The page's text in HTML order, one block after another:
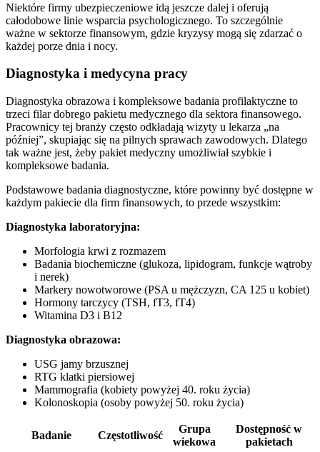
Niektóre firmy ubezpieczeniowe idą jeszcze dalej i oferują
całodobowe linie wsparcia psychologicznego. To szczególnie
ważne w sektorze finansowym, gdzie kryzysy mogą się zdarzać o
każdej porze dnia i nocy.
Diagnostyka i medycyna pracy
Diagnostyka obrazowa i kompleksowe badania profilaktyczne to
trzeci filar dobrego pakietu medycznego dla sektora finansowego.
Pracownicy tej branży często odkładają wizyty u lekarza „na
później”, skupiając się na pilnych sprawach zawodowych. Dlatego
tak ważne jest, żeby pakiet medyczny umożliwiał szybkie i
kompleksowe badania.
Podstawowe badania diagnostyczne, które powinny być dostępne w
każdym pakiecie dla firm finansowych, to przede wszystkim:
Diagnostyka laboratoryjna:
Morfologia krwi z rozmazem
Badania biochemiczne (glukoza, lipidogram, funkcje wątroby
i nerek)
Markery nowotworowe (PSA u mężczyzn, CA 125 u kobiet)
Hormony tarczycy (TSH, fT3, fT4)
Witamina D3 i B12
Diagnostyka obrazowa:
USG jamy brzusznej
RTG klatki piersiowej
Mammografia (kobiety powyżej 40. roku życia)
Kolonoskopia (osoby powyżej 50. roku życia)
Badanie Częstotliwość
Grupa
wiekowa
Dostępność w
pakietach